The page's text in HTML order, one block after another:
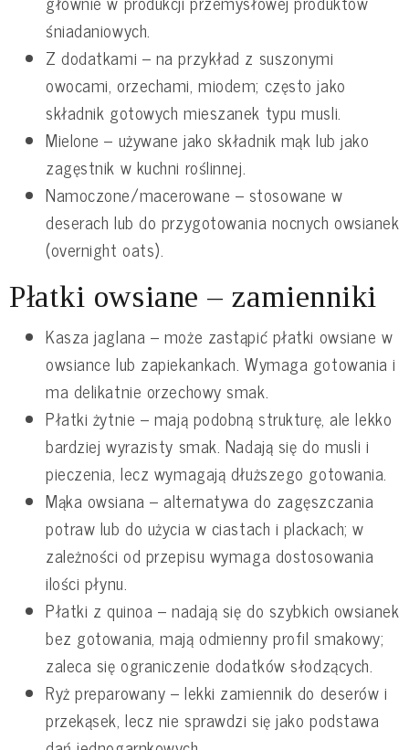
śniadaniowych.
Z dodatkami – na przykład z suszonymi
owocami, orzechami, miodem; często jako
składnik gotowych mieszanek typu musli.
Mielone – używane jako składnik mąk lub jako
zagęstnik w kuchni roślinnej.
Namoczone/macerowane – stosowane w
deserach lub do przygotowania nocnych owsianek
(overnight oats).
Płatki owsiane – zamienniki
Kasza jaglana – może zastąpić płatki owsiane w
owsiance lub zapiekankach. Wymaga gotowania i
ma delikatnie orzechowy smak.
Płatki żytnie – mają podobną strukturę, ale lekko
bardziej wyrazisty smak. Nadają się do musli i
pieczenia, lecz wymagają dłuższego gotowania.
Mąka owsiana – alternatywa do zagęszczania
potraw lub do użycia w ciastach i plackach; w
zależności od przepisu wymaga dostosowania
ilości płynu.
Płatki z quinoa – nadają się do szybkich owsianek
bez gotowania, mają odmienny profil smakowy;
zaleca się ograniczenie dodatków słodzących.
Ryż preparowany – lekki zamiennik do deserów i
przekąsek, lecz nie sprawdzi się jako podstawa